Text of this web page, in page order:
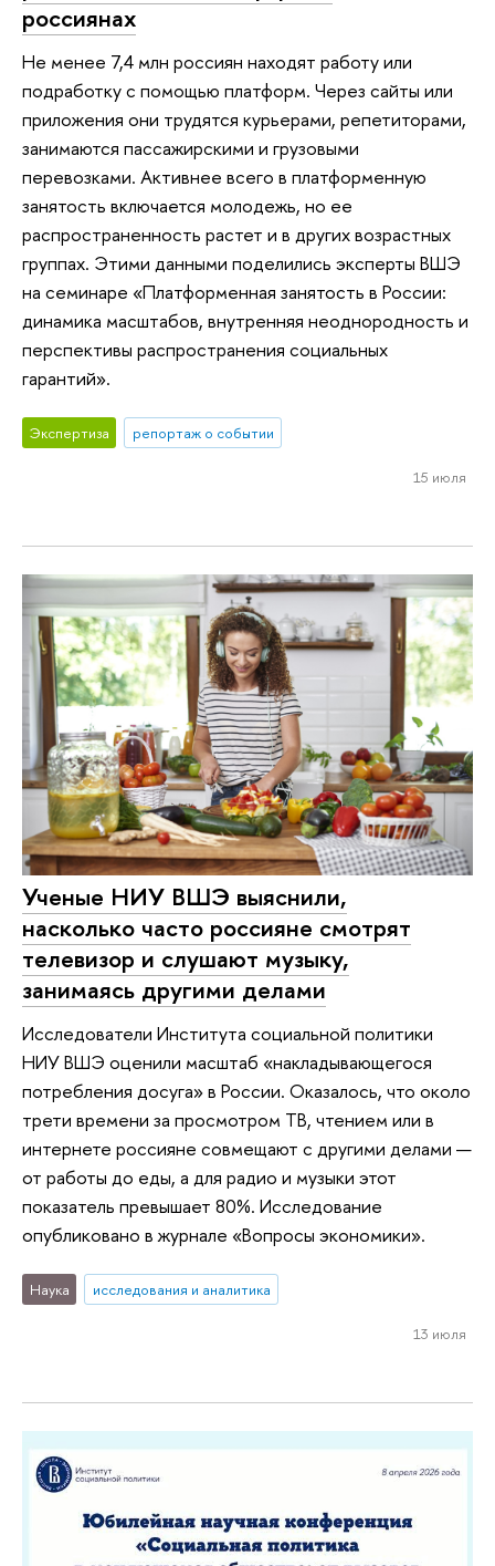
россиянах
Не менее 7,4 млн россиян находят работу или
подработку с помощью платформ. Через сайты или
приложения они трудятся курьерами, репетиторами,
занимаются пассажирскими и грузовыми
перевозками. Активнее всего в платформенную
занятость включается молодежь, но ее
распространенность растет и в других возрастных
группах. Этими данными поделились эксперты ВШЭ
на семинаре «Платформенная занятость в России:
динамика масштабов, внутренняя неоднородность и
перспективы распространения социальных
гарантий».
Экспертиза репортаж о событии
15 июля
Ученые НИУ ВШЭ выяснили,
насколько часто россияне смотрят
телевизор и слушают музыку,
занимаясь другими делами
Исследователи Института социальной политики
НИУ ВШЭ оценили масштаб «накладывающегося
потребления досуга» в России. Оказалось, что около
трети времени за просмотром ТВ, чтением или в
интернете россияне совмещают с другими делами —
от работы до еды, а для радио и музыки этот
показатель превышает 80%. Исследование
опубликовано в журнале «Вопросы экономики».
Наука исследования и аналитика
13 июля